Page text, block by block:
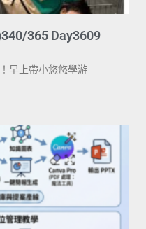
365 Day3609
早上帶小悠悠學游